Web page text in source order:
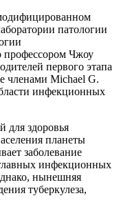
патологии
профессором Чжоу
первого этапа
членами Michael G.
инфекционных
для здоровья
планеты
заболевание
инфекционных
нынешняя
туберкулеза,